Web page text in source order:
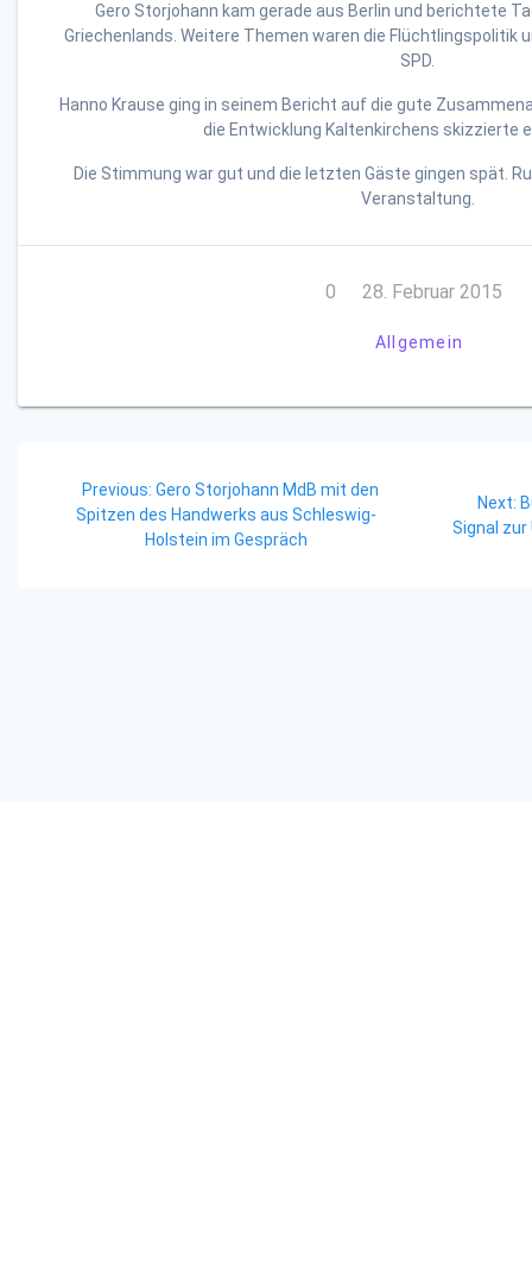
Gero Storjohann kam gerade aus Berlin und berichtete
Griechenlands. Weitere Themen waren die Flüchtlingspolitik
SPD.
Hanno Krause ging in seinem Bericht auf die gute
die Entwicklung Kaltenkirchens skizzierte
Die Stimmung war gut und die letzten Gäste gingen spät.
Veranstaltung.
0 28. Februar 2015
Allgemein
Previous: Previous
post:
Gero Storjohann MdB mit den
Spitzen des Handwerks aus Schleswig-
Holstein im Gespräch
Next:
Signal